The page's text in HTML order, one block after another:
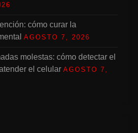
cómo curar la
AGOSTO 7, 2026
molestas: cómo detectar el
el celular AGOSTO 7,